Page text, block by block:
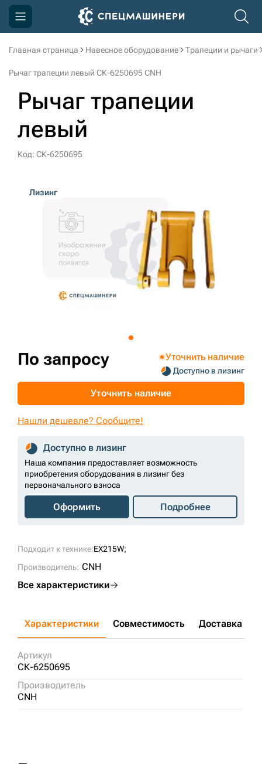
Главная страница Навесное оборудование Трапеции и рычаги
Рычаг трапеции левый СК-6250695 CNH
Рычаг трапеции
левый
Код: СК-6250695
Лизинг
Подходит к технике:EX215W;
Производитель: CNH
Все характеристики
По запросу Уточнить наличие
Доступно в лизинг
Уточнить наличие
Нашли дешевле? Сообщите!
Доступно в лизинг
Наша компания предоставляет возможность
приобретения оборудования в лизинг без
первоначального взноса
Оформить Подробнее
Характеристики Совместимость Доставка и
Артикул
СК-6250695
Производитель
CNH
Компания
Доставка и оплата
Информация
Контакты
sksale@skdst.ru
+7 (499) 394-50-93